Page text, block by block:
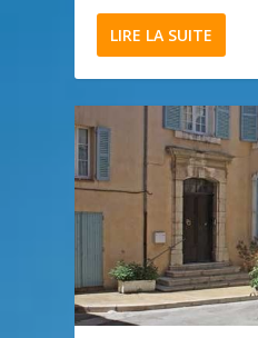
LIRE LA SUITE